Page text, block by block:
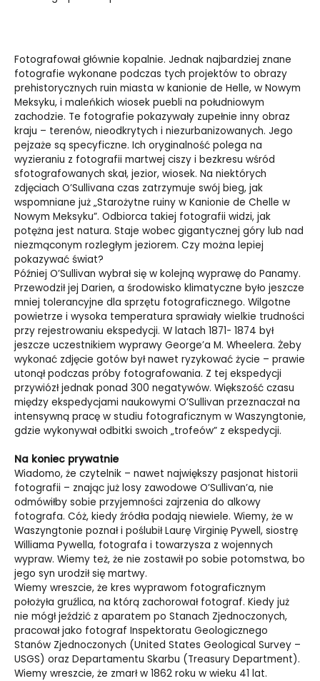
Fotografował głównie kopalnie. Jednak najbardziej znane
fotografie wykonane podczas tych projektów to obrazy
prehistorycznych ruin miasta w kanionie de Helle, w Nowym
Meksyku, i maleńkich wiosek puebli na południowym
zachodzie. Te fotografie pokazywały zupełnie inny obraz
kraju – terenów, nieodkrytych i niezurbanizowanych. Jego
pejzaże są specyficzne. Ich oryginalność polega na
wyzieraniu z fotografii martwej ciszy i bezkresu wśród
sfotografowanych skał, jezior, wiosek. Na niektórych
zdjęciach O’Sullivana czas zatrzymuje swój bieg, jak
wspomniane już „Starożytne ruiny w Kanionie de Chelle w
Nowym Meksyku”. Odbiorca takiej fotografii widzi, jak
potężna jest natura. Staje wobec gigantycznej góry lub nad
niezmąconym rozległym jeziorem. Czy można lepiej
pokazywać świat?
Później O’Sullivan wybrał się w kolejną wyprawę do Panamy.
Przewodził jej Darien, a środowisko klimatyczne było jeszcze
mniej tolerancyjne dla sprzętu fotograficznego. Wilgotne
powietrze i wysoka temperatura sprawiały wielkie trudności
przy rejestrowaniu ekspedycji. W latach 1871- 1874 był
jeszcze uczestnikiem wyprawy George’a M. Wheelera. Żeby
wykonać zdjęcie gotów był nawet ryzykować życie – prawie
utonął podczas próby fotografowania. Z tej ekspedycji
przywiózł jednak ponad 300 negatywów. Większość czasu
między ekspedycjami naukowymi O’Sullivan przeznaczał na
intensywną pracę w studiu fotograficznym w Waszyngtonie,
gdzie wykonywał odbitki swoich „trofeów” z ekspedycji.
Na koniec prywatnie
Wiadomo, że czytelnik – nawet największy pasjonat historii
fotografii – znając już losy zawodowe O’Sullivan’a, nie
odmówiłby sobie przyjemności zajrzenia do alkowy
fotografa. Cóż, kiedy źródła podają niewiele. Wiemy, że w
Waszyngtonie poznał i poślubił Laurę Virginię Pywell, siostrę
Williama Pywella, fotografa i towarzysza z wojennych
wypraw. Wiemy też, że nie zostawił po sobie potomstwa, bo
jego syn urodził się martwy.
Wiemy wreszcie, że kres wyprawom fotograficznym
położyła gruźlica, na którą zachorował fotograf. Kiedy już
nie mógł jeździć z aparatem po Stanach Zjednoczonych,
pracował jako fotograf Inspektoratu Geologicznego
Stanów Zjednoczonych (United States Geological Survey –
USGS) oraz Departamentu Skarbu (Treasury Department).
Wiemy wreszcie, że zmarł w 1862 roku w wieku 41 lat.